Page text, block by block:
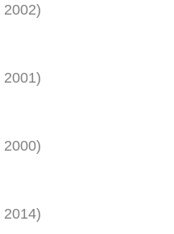
2002)
2001)
2000)
2014)